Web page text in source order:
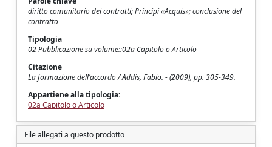
diritto comunitario dei contratti; Principi «Acquis»; conclusione del
contratto
Tipologia
02 Pubblicazione su volume::02a Capitolo o Articolo
Citazione
La formazione dell’accordo / Addis, Fabio. - (2009), pp. 305-349.
Appartiene alla tipologia:
02a Capitolo o Articolo
File allegati a questo prodotto